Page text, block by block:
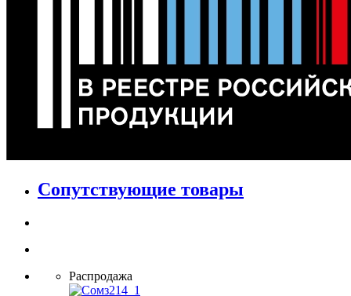
Сопутствующие товары
Распродажа